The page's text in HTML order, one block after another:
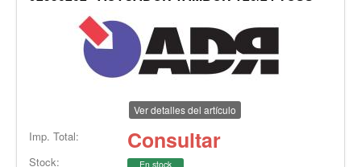
Ver detalles del artículo
Imp. Total: Consultar
Stock: En stock